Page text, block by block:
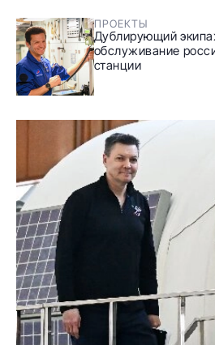
ПРОЕКТЫ
Дублирующий
обслуживание
станции